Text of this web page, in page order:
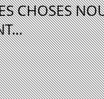
CHOSES